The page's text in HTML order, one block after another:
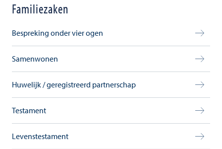
Familiezaken
Bespreking onder vier ogen
Samenwonen
Huwelijk / geregistreerd partnerschap
Testament
Levenstestament